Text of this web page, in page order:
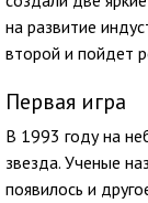
на развитие
второй и пойдет
Первая игра
В 1993 году на
звезда. Ученые
появилось и